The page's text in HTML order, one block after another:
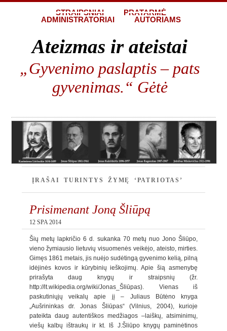
STRAIPSNIAI
PRATARMĖ
ADMINISTRATORIAI
AUTORIAMS
Ateizmas ir ateistai
„Gyvenimo paslaptis – pats
gyvenimas.“ Gėtė
ĮRAŠAI TURINTYS ŽYMĘ ‘PATRIOTAS’
Prisimenant Joną Šliūpą
12 SPA 2014
Šių metų lapkričio 6 d. sukanka 70 metų nuo Jono Šliūpo,
vieno žymiausio lietuvių visuomenės veikėjo, ateisto, mirties.
Gimęs 1861 metais, jis nuėjo sudėtingą gyvenimo kelią, pilną
idėjinės kovos ir kūrybinių ieškojimų. Apie šią asmenybę
prirašyta daug knygų ir straipsnių (žr.
http://lt.wikipedia.org/wiki/Jonas_Šliūpas). Vienas iš
paskutiniųjų veikalų apie jį – Juliaus Būtėno knyga
„Aušrininkas dr. Jonas Šliūpas“ (Vilnius, 2004), kurioje
pateikta daug autentiškos medžiagos –laiškų, atsiminimų,
viešų kalbų ištraukų ir kt. Iš J.Šliūpo knygų paminėtinos